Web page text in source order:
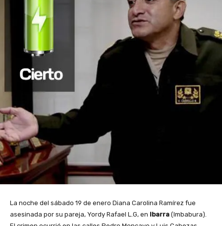
La noche del sábado 19 de enero Diana Carolina Ramírez fue
asesinada por su pareja, Yordy Rafael L.G, en Ibarra (Imbabura).